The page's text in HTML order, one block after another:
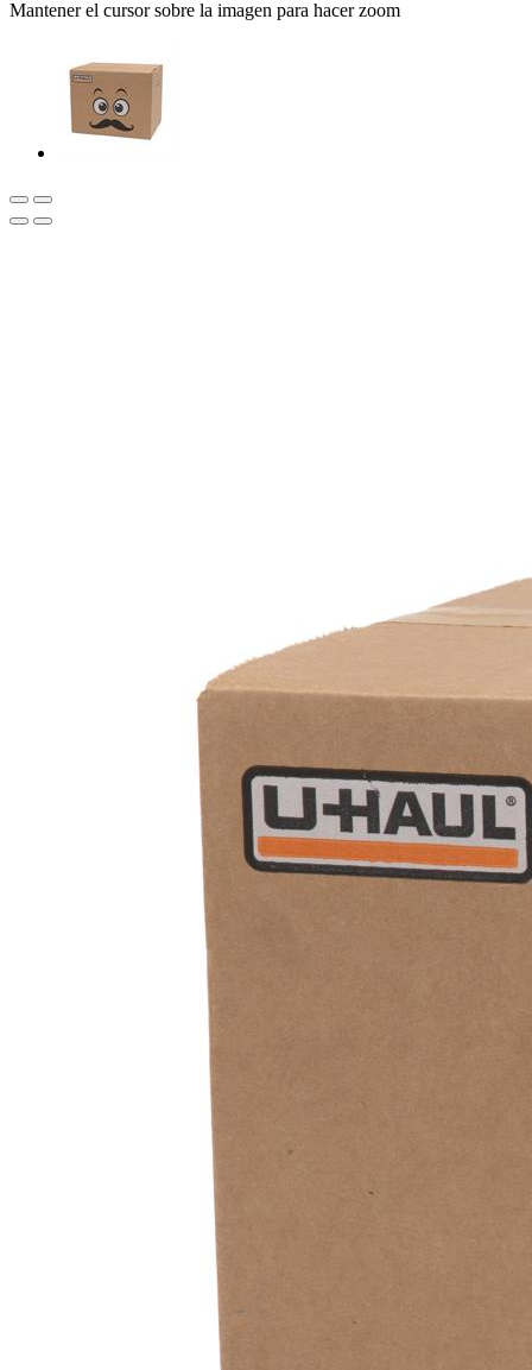
Mantener el cursor sobre la imagen para hacer zoom